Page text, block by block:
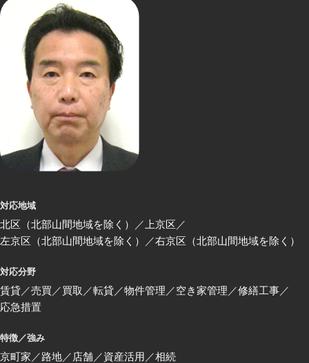
対応地域
北区（北部山間地域を除く）
上京区
左京区（北部山間地域を除く）
右京区（北部山間地域を除く）
対応分野
賃貸 売買 買取 転貸 物件管理 空き家管理
修繕工事
応急措置
特徴／強み
京町家 路地 店舗 資産活用 相続